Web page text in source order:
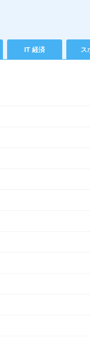
IT 経済 ス